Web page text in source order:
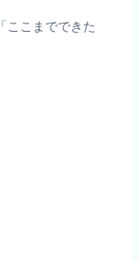
ここまでできた